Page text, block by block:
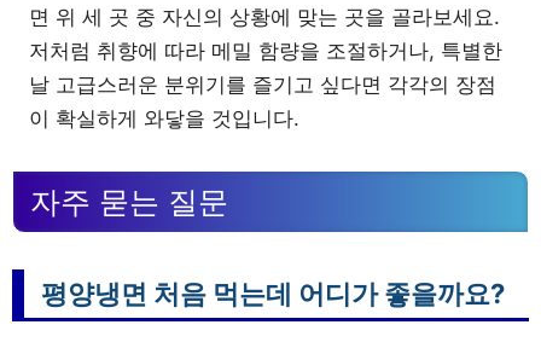
면 위 세 곳 중 자신의 상황에 맞는 곳을 골라보세요.
저처럼 취향에 따라 메밀 함량을 조절하거나, 특별한
날 고급스러운 분위기를 즐기고 싶다면 각각의 장점
이 확실하게 와닿을 것입니다.
자주 묻는 질문
평양냉면 처음 먹는데 어디가 좋을까요?